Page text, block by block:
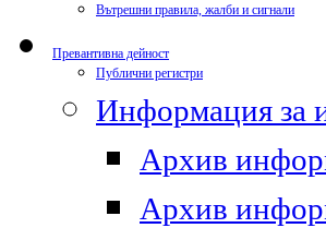
Вътрешни правила, жалби и сигнали
Превантивна дейност
Публични регистри
Информация за
Архив
Архив